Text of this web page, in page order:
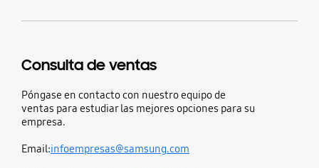
Consulta de ventas
Póngase en contacto con nuestro equipo de
ventas para estudiar las mejores opciones para su
empresa.
Email:infoempresas@samsung.com